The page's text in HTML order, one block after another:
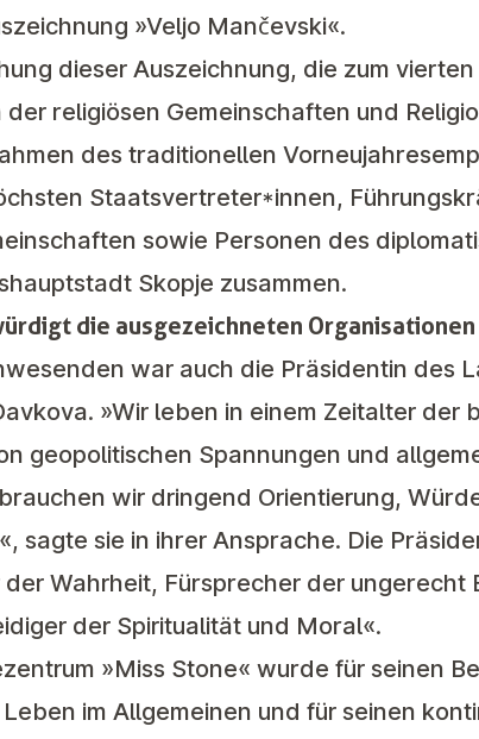
»Veljo Mančevski«.
dieser Auszeichnung, die zum
der religiösen Gemeinschaften und
des traditionellen
Staatsvertreter*innen,
sowie Personen des
Skopje zusammen.
die ausgezeichneten Organisationen
war auch die Präsidentin des
. »Wir leben in einem Zeitalter der
geopolitischen Spannungen und
wir dringend Orientierung,
sagte sie in ihrer Ansprache. Die
Wahrheit, Fürsprecher der ungerecht
der Spiritualität und Moral«.
»Miss Stone« wurde für seinen
im Allgemeinen und für seinen